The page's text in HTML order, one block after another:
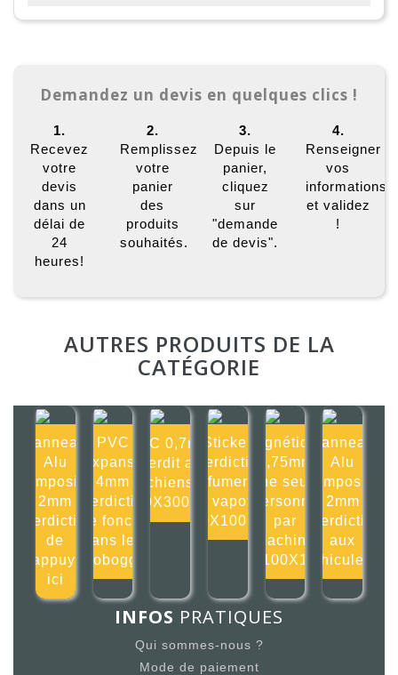
Demandez un devis en quelques clics !
1.
Recevez
votre
devis
dans un
délai de
24
heures!
2.
Remplissez
votre
panier
des
produits
souhaités.
3.
Depuis le
panier,
cliquez
sur
"demande
de devis".
4.
Renseigner
vos
informations
et validez
!
AUTRES PRODUITS DE LA
CATÉGORIE
Panneau
Alu
composite
2mm
Interdiction
de
s'appuyer
ici
PVC
Expansé
4mm
Interdiction
de foncer
dans les
tobogg
PVC 0,7mm
Interdit aux
chiens
300X300mm
Sticker
Interdiction
de fumer ou
de vapoter
100X100mm
Magnétique
0,75mm
Une seule
personne
par
machine
100X1
Panneau
Alu
composite
2mm
Interdiction
aux
véhicules r
INFOS PRATIQUES
Qui sommes-nous ?
Mode de paiement